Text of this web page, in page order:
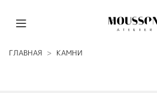
ГЛАВНАЯ КАМНИ